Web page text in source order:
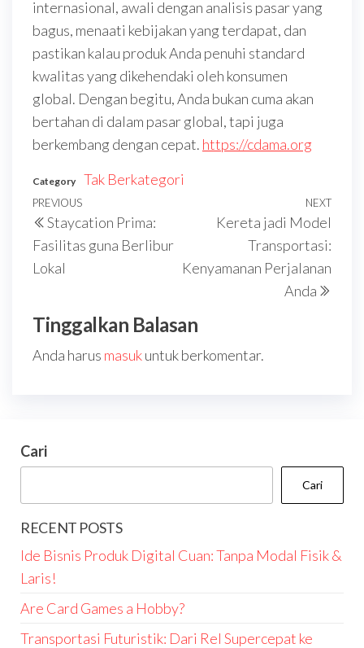
internasional, awali dengan analisis pasar yang
bagus, menaati kebijakan yang terdapat, dan
pastikan kalau produk Anda penuhi standard
kwalitas yang dikehendaki oleh konsumen
global. Dengan begitu, Anda bukan cuma akan
bertahan di dalam pasar global, tapi juga
berkembang dengan cepat. https://cdama.org
Category Tak Berkategori
Navigasi
pos
Previous
Post
PREVIOUS
Staycation Prima:
Fasilitas guna Berlibur
Lokal
Next
NEXT
Kereta jadi Model
Transportasi:
Kenyamanan Perjalanan
Anda
Tinggalkan Balasan
Anda harus masukuntuk berkomentar.
Cari
Cari
RECENT POSTS
Ide Bisnis Produk Digital Cuan: Tanpa Modal Fisik &
Laris!
Are Card Games a Hobby?
Transportasi Futuristik: Dari Rel Supercepat ke